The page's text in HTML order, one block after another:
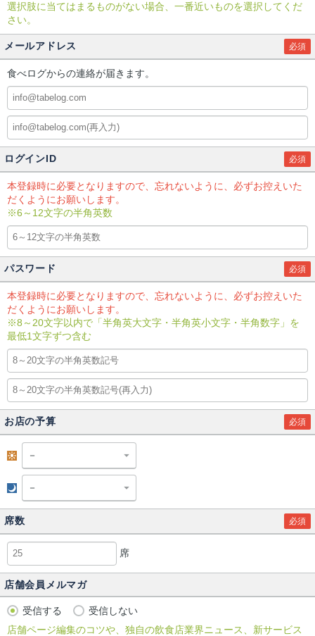
選択肢に当てはまるものがない場合、一番近いものを選択してくだ
さい。
メールアドレス 必須
食べログからの連絡が届きます。
ログインID 必須
本登録時に必要となりますので、忘れないように、必ずお控えいた
だくようにお願いします。
※6～12文字の半角英数
パスワード 必須
本登録時に必要となりますので、忘れないように、必ずお控えいた
だくようにお願いします。
※8～20文字以内で「半角英大文字・半角英小文字・半角数字」を
最低1文字ずつ含む
お店の予算 必須
席数 必須
席
店舗会員メルマガ
受信する
受信しない
店舗ページ編集のコツや、独自の飲食店業界ニュース、新サービス